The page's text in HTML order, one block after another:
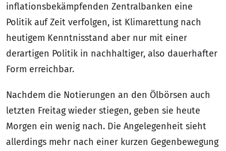
inflationsbekämpfenden Zentralbanken eine
Politik auf Zeit verfolgen, ist Klimarettung nach
heutigem Kenntnisstand aber nur mit einer
derartigen Politik in nachhaltiger, also dauerhafter
Form erreichbar.
Nachdem die Notierungen an den Ölbörsen auch
letzten Freitag wieder stiegen, geben sie heute
Morgen ein wenig nach. Die Angelegenheit sieht
allerdings mehr nach einer kurzen Gegenbewegung